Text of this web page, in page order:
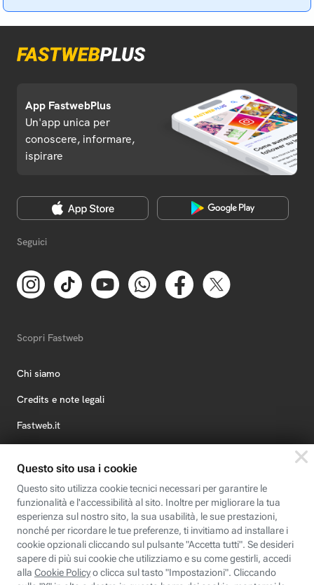
App FastwebPlus
Un'app unica per
conoscere, informare,
ispirare
Seguici
Scopri Fastweb
Chi siamo
Credits e note legali
Fastweb.it
Fastweb Digital Academy
STEP FuturAbility District